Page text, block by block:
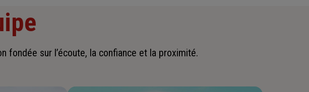
fondée sur l’écoute, la confiance et la proximité.